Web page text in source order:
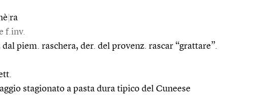
ra
f.inv.
dal piem. raschera, der. del provenz. rascar “grattare”.
stagionato a pasta dura tipico del Cuneese